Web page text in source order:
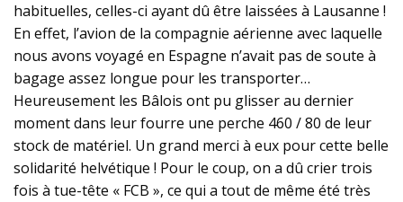
habituelles, celles-ci ayant dû être laissées à Lausanne !
En effet, l’avion de la compagnie aérienne avec laquelle
nous avons voyagé en Espagne n’avait pas de soute à
bagage assez longue pour les transporter…
Heureusement les Bâlois ont pu glisser au dernier
moment dans leur fourre une perche 460 / 80 de leur
stock de matériel. Un grand merci à eux pour cette belle
solidarité helvétique ! Pour le coup, on a dû crier trois
fois à tue-tête « FCB », ce qui a tout de même été très